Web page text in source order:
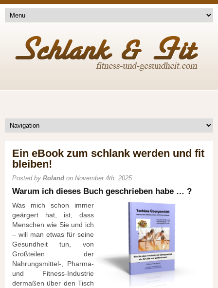
Ein eBook zum schlank werden und fit
bleiben!
Posted by Roland on November 4th, 2025
Warum ich dieses Buch geschrieben habe … ?
Was mich schon immer
geärgert hat, ist, dass
Menschen wie Sie und ich
– will man etwas für seine
Gesundheit tun, von
Großteilen der
Nahrungsmittel-, Pharma-
und Fitness-Industrie
dermaßen über den Tisch